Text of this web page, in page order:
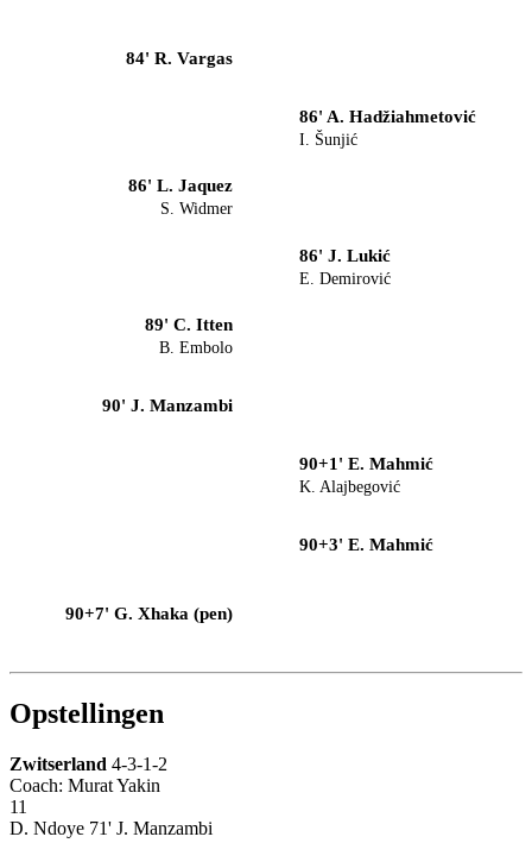
84' R. Vargas
86' A. Hadžiahmetović
I. Šunjić
86' L. Jaquez
S. Widmer
86' J. Lukić
E. Demirović
89' C. Itten
B. Embolo
90' J. Manzambi
90+1' E. Mahmić
K. Alajbegović
90+3' E. Mahmić
90+7' G. Xhaka (pen)
Opstellingen
Zwitserland 4-3-1-2
Coach: Murat Yakin
11
D. Ndoye 71' J. Manzambi